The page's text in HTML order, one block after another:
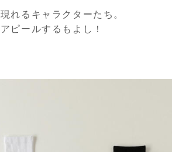
れるキャラクターたち。
ピールするもよし！